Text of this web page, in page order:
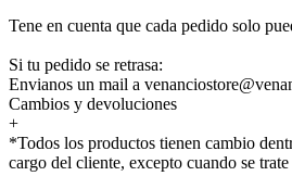
Tene en cuenta que cada pedido solo
Si tu pedido se retrasa:
Envianos un mail a
Cambios y devoluciones
+
*Todos los productos tienen cambio
cargo del cliente, excepto cuando se